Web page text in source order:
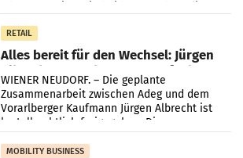
RETAIL
Alles bereit für den Wechsel: Jürgen
Albrecht setzt ab 1.1.2027 auf Adeg
WIENER NEUDORF. – Die geplante
Zusammenarbeit zwischen Adeg und dem
Vorarlberger Kaufmann Jürgen Albrecht ist
kartellrechtlich freigegeben: Die
Bundeswettbewerbsbehörde und der
Bundeskartellanwalt
MOBILITY BUSINESS